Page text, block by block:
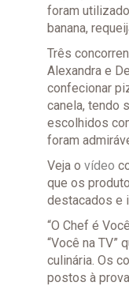
foram
banana,
Três
Alexandra e
confecionar
canela, tendo
escolhidos
foram
Veja o vídeo
que os
destacados e
“O Chef é
“Você na TV”
culinária. Os
postos à